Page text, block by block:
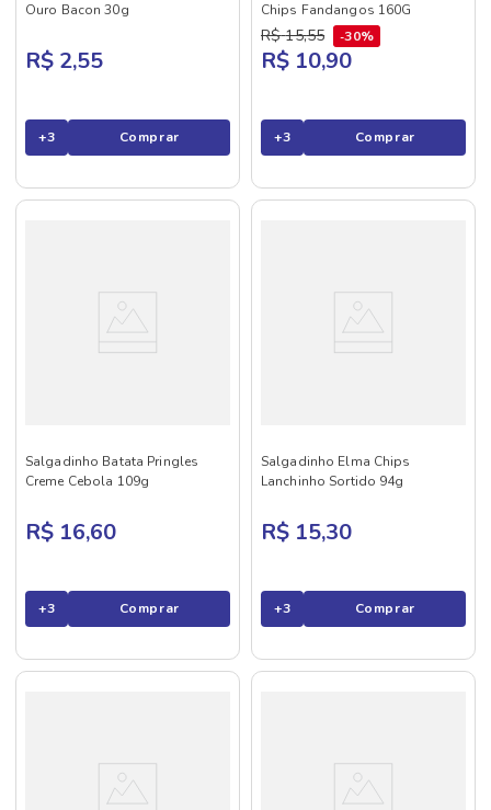
Ouro Bacon 30g
R$ 2,55
+3 Comprar
Chips Fandangos 160G
R$ 15,55 30%
R$ 10,90
+3 Comprar
Salgadinho Batata Pringles
Creme Cebola 109g
R$ 16,60
+3 Comprar
Salgadinho Elma Chips
Lanchinho Sortido 94g
R$ 15,30
+3 Comprar